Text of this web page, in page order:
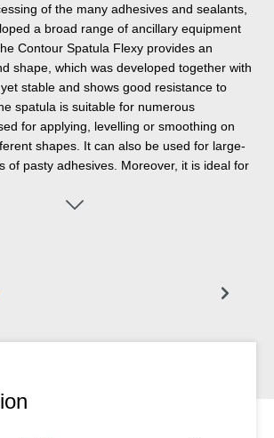
of the many adhesives and sealants,
a broad range of ancillary equipment
Contour Spatula Flexy provides an
shape, which was developed together with
stable and shows good resistance to
spatula is suitable for numerous
for applying, levelling or smoothing on
shapes. It can also be used for large-
of pasty adhesives. Moreover, it is ideal for
and production of larger sealing
of even, triangular adhesive beads.